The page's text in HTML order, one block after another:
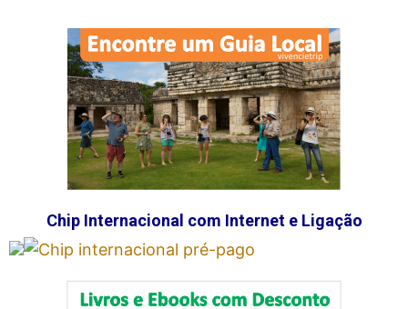
Chip Internacional com Internet e Ligação